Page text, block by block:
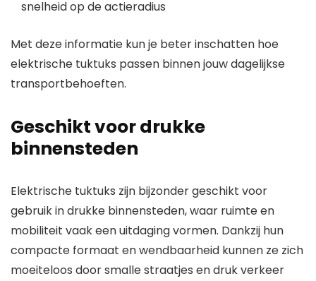
snelheid op de actieradius
Met deze informatie kun je beter inschatten hoe
elektrische tuktuks passen binnen jouw dagelijkse
transportbehoeften.
Geschikt voor drukke
binnensteden
Elektrische tuktuks zijn bijzonder geschikt voor
gebruik in drukke binnensteden, waar ruimte en
mobiliteit vaak een uitdaging vormen. Dankzij hun
compacte formaat en wendbaarheid kunnen ze zich
moeiteloos door smalle straatjes en druk verkeer